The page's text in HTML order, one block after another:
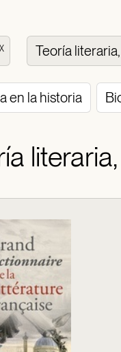
X Teoría
en la historia